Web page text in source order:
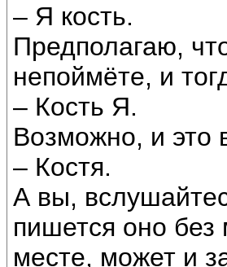
– Я кость.
Предполагаю,
непоймёте, и
– Кость Я.
Возможно, и это
– Костя.
А вы,
пишется оно без
месте, может и